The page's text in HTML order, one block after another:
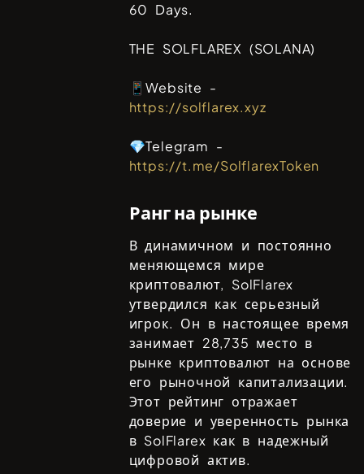
60 Days.
THE SOLFLAREX (SOLANA)
📱Website -
https://solflarex.xyz
💎Telegram -
https://t.me/SolflarexToken
Ранг на рынке
В динамичном и постоянно
меняющемся мире
криптовалют, SolFlarex
утвердился как серьезный
игрок. Он в настоящее время
занимает 28,735 место в
рынке криптовалют на основе
его рыночной капитализации.
Этот рейтинг отражает
доверие и уверенность рынка
в SolFlarex как в надежный
цифровой актив.